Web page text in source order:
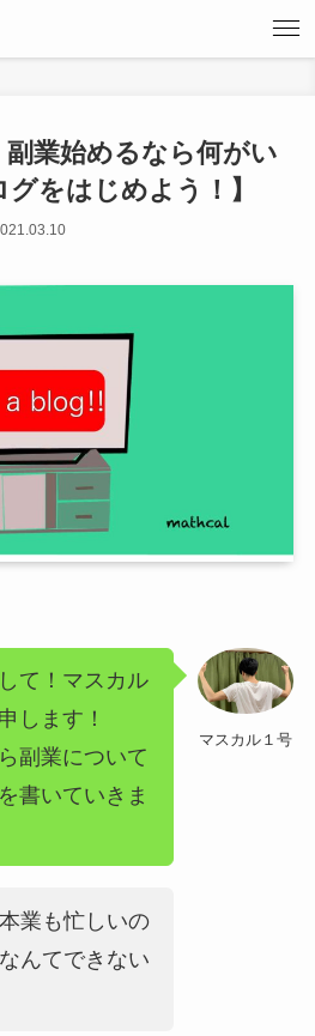
副業始めるなら何がい
をはじめよう！】
マスカル１号
て！マスカル
します！
副業について
書いていきま
業も忙しいの
んてできない